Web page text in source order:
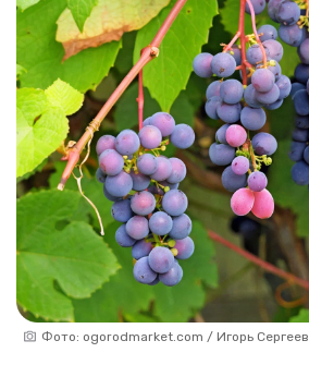
Фото: ogorodmarket.com / Игорь Сергеев